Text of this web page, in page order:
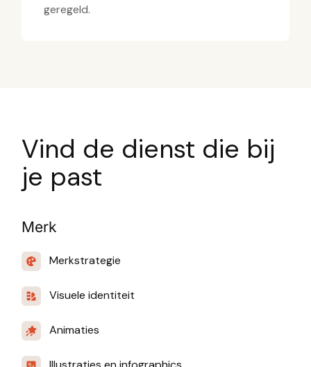
geregeld.
Vind de dienst die bij
je past
Merk
Merkstrategie
Visuele identiteit
Animaties